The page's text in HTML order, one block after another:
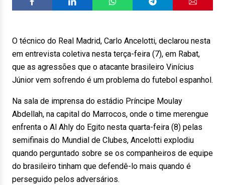
O técnico do Real Madrid, Carlo Ancelotti, declarou nesta
em entrevista coletiva nesta terça-feira (7), em Rabat,
que as agressões que o atacante brasileiro Vinícius
Júnior vem sofrendo é um problema do futebol espanhol.
Na sala de imprensa do estádio Príncipe Moulay
Abdellah, na capital do Marrocos, onde o time merengue
enfrenta o Al Ahly do Egito nesta quarta-feira (8) pelas
semifinais do Mundial de Clubes, Ancelotti explodiu
quando perguntado sobre se os companheiros de equipe
do brasileiro tinham que defendê-lo mais quando é
perseguido pelos adversários.